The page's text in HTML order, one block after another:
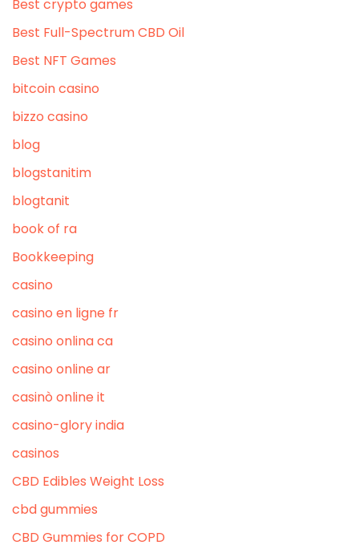
Best crypto games
Best Full-Spectrum CBD Oil
Best NFT Games
bitcoin casino
bizzo casino
blog
blogstanitim
blogtanit
book of ra
Bookkeeping
casino
casino en ligne fr
casino onlina ca
casino online ar
casinò online it
casino-glory india
casinos
CBD Edibles Weight Loss
cbd gummies
CBD Gummies for COPD